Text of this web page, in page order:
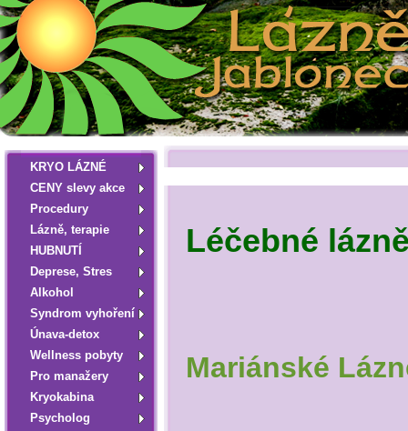
KRYO LÁZNÉ
CENY slevy akce
Procedury
Lázně, terapie
HUBNUTÍ
Deprese, Stres
Alkohol
Syndrom vyhoření
Únava-detox
Wellness pobyty
Pro manažery
Kryokabina
Psycholog
Léčebné
Mariánské